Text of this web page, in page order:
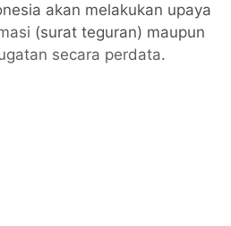
akan melakukan upaya
(surat teguran) maupun
secara perdata.